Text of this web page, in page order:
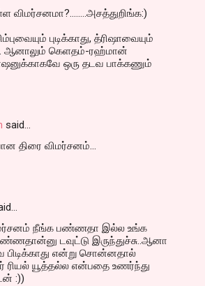
விம‌ர்ச‌ன‌மா?........அச‌த்துறிங்க‌:)
புடிக்காது, த்ரிஷாவையும்
ஆனாலும் கெள‌த‌ம்-ர‌ஹ்மான்
ஒரு த‌ட‌வ‌ பாக்க‌ணும்
said…
திரை விமர்சனம்...
நீங்க பண்ணதா இல்ல உங்க
டவுட்டு இருந்துச்சு..ஆனா
பிடிக்காது என்று சொன்னதால்
ரியல் யூத்தல்ல என்பதை உணர்ந்து
:))